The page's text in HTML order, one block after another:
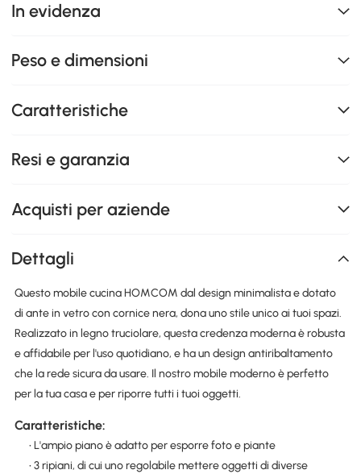
In evidenza
Peso e dimensioni
Caratteristiche
Resi e garanzia
Acquisti per aziende
Dettagli
Questo mobile cucina HOMCOM dal design minimalista e dotato
di ante in vetro con cornice nera, dona uno stile unico ai tuoi spazi.
Realizzato in legno truciolare, questa credenza moderna è robusta
e affidabile per l'uso quotidiano, e ha un design antiribaltamento
che la rede sicura da usare. Il nostro mobile moderno è perfetto
per la tua casa e per riporre tutti i tuoi oggetti.
Caratteristiche:
• L'ampio piano è adatto per esporre foto e piante
• 3 ripiani, di cui uno regolabile mettere oggetti di diverse